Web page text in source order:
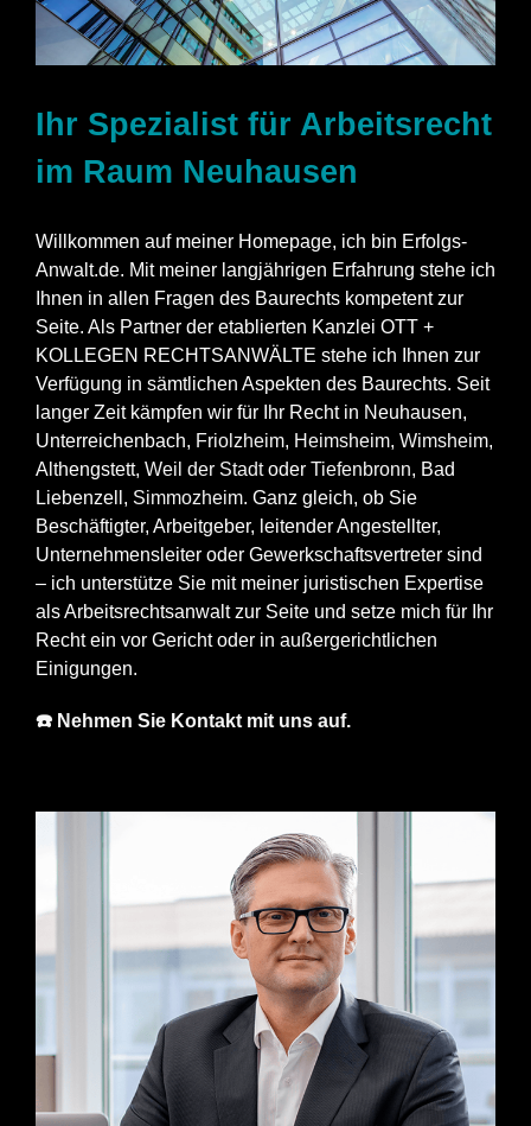
Ihr Spezialist für Arbeitsrecht
im Raum Neuhausen
Willkommen auf meiner Homepage, ich bin Erfolgs-
Anwalt.de. Mit meiner langjährigen Erfahrung stehe ich
Ihnen in allen Fragen des Baurechts kompetent zur
Seite. Als Partner der etablierten Kanzlei OTT +
KOLLEGEN RECHTSANWÄLTE stehe ich Ihnen zur
Verfügung in sämtlichen Aspekten des Baurechts. Seit
langer Zeit kämpfen wir für Ihr Recht in Neuhausen,
Unterreichenbach, Friolzheim, Heimsheim, Wimsheim,
Althengstett, Weil der Stadtoder Tiefenbronn, Bad
Liebenzell, Simmozheim. Ganz gleich, ob Sie
Beschäftigter, Arbeitgeber, leitender Angestellter,
Unternehmensleiter oder Gewerkschaftsvertreter sind
– ich unterstütze Sie mit meiner juristischen Expertise
als Arbeitsrechtsanwalt zur Seite und setze mich für Ihr
Recht ein vor Gericht oder in außergerichtlichen
Einigungen.
☎️ Nehmen Sie Kontakt mit uns auf.